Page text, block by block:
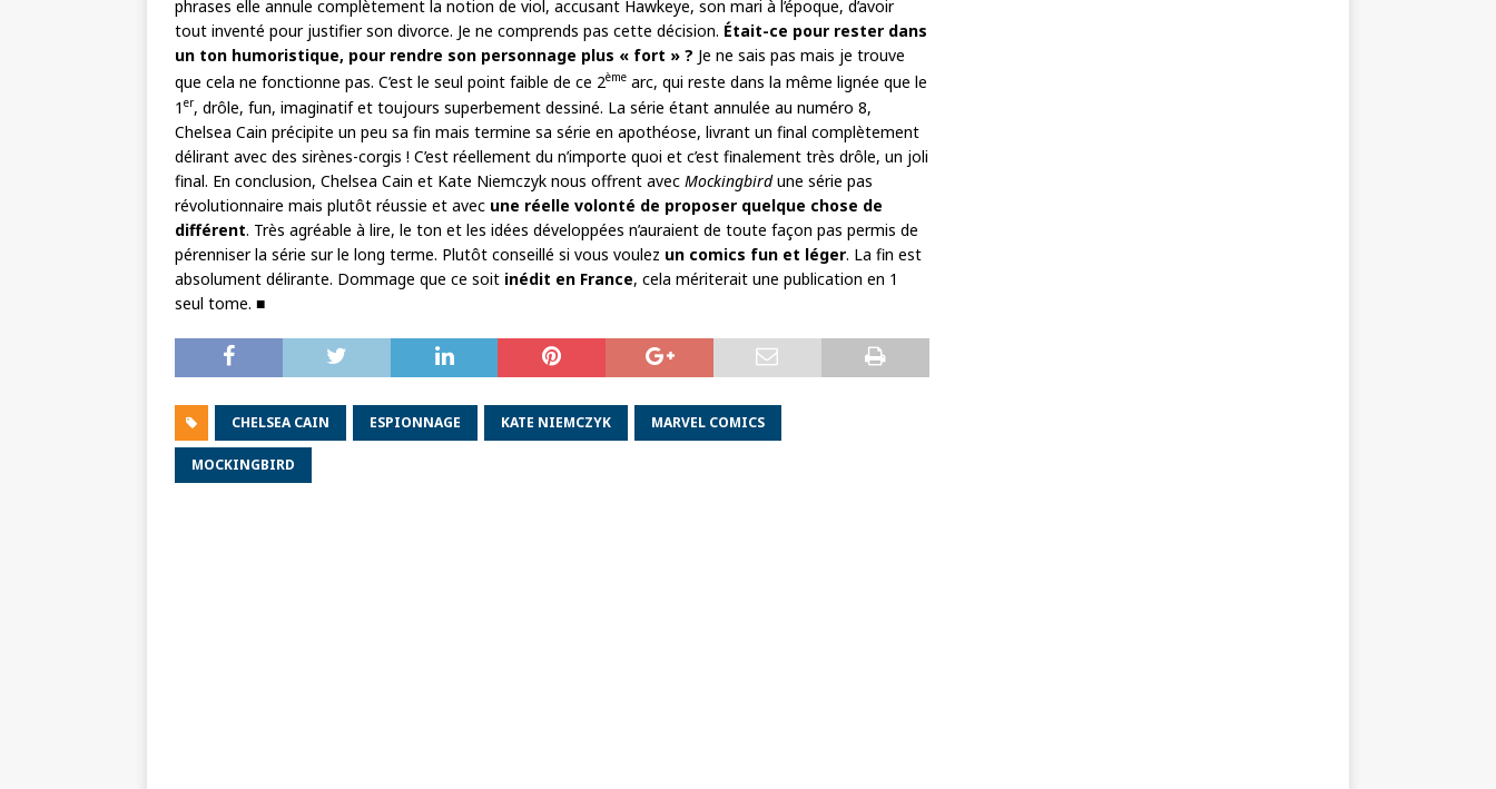
phrases elle annule complètement la notion de viol, accusant Hawkeye, son mari à l’époque, d’avoir
tout inventé pour justifier son divorce. Je ne comprends pas cette décision. Était-ce pour rester dans
un ton humoristique, pour rendre son personnage plus « fort » ? Je ne sais pas mais je trouve
que cela ne fonctionne pas. C’est le seul point faible de ce 2ème arc, qui reste dans la même lignée que le
1 er, drôle, fun, imaginatif et toujours superbement dessiné. La série étant annulée au numéro 8,
Chelsea Cain précipite un peu sa fin mais termine sa série en apothéose, livrant un final complètement
délirant avec des sirènes-corgis ! C’est réellement du n’importe quoi et c’est finalement très drôle, un joli
final. En conclusion, Chelsea Cain et Kate Niemczyk nous offrent avec Mockingbirdune série pas
révolutionnaire mais plutôt réussie et avec une réelle volonté de proposer quelque chose de
différent. Très agréable à lire, le ton et les idées développées n’auraient de toute façon pas permis de
pérenniser la série sur le long terme. Plutôt conseillé si vous voulez un comics fun et léger. La fin est
absolument délirante. Dommage que ce soit inédit en France, cela mériterait une publication en 1
seul tome. ■
CHELSEA CAIN ESPIONNAGE KATE NIEMCZYK MARVEL COMICS
MOCKINGBIRD